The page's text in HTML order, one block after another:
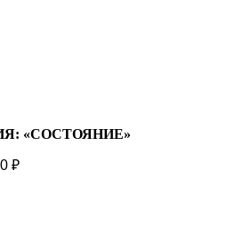
«СОСТОЯНИЕ»
₽